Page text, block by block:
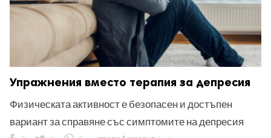
Упражнения вместо терапия за депресия
Физическата активност е безопасен и достъпен
вариант за справяне със симптомите на депресия